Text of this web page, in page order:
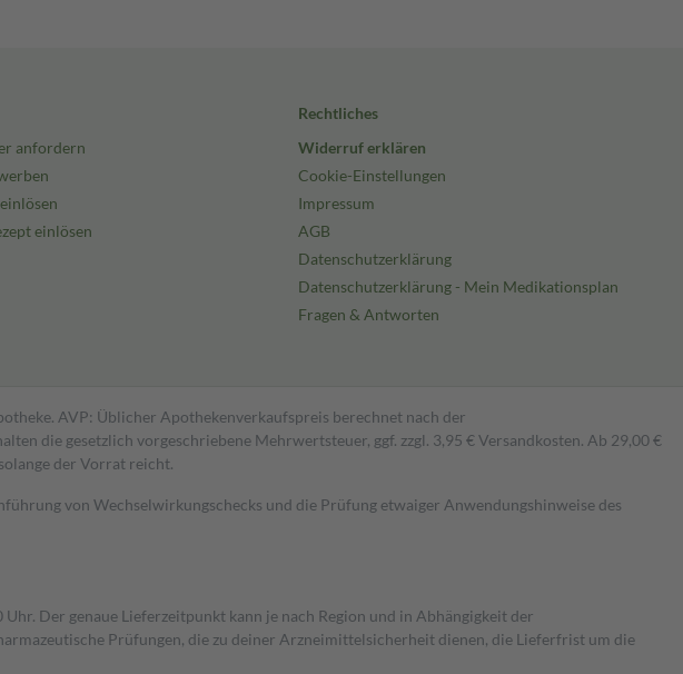
anfordern
einlösen
Rechtliches
Widerruf erklären
Cookie-Einstellungen
Impressum
AGB
Datenschutzerklärung
Datenschutzerklärung - Mein Medikationsplan
Fragen & Antworten
AVP: Üblicher Apothekenverkaufspreis berechnet nach der
die gesetzlich vorgeschriebene Mehrwertsteuer, ggf. zzgl. 3,95 € Versandkosten. Ab 29,00 €
der Vorrat reicht.
von Wechselwirkungschecks und die Prüfung etwaiger Anwendungshinweise des
Der genaue Lieferzeitpunkt kann je nach Region und in Abhängigkeit der
Prüfungen, die zu deiner Arzneimittelsicherheit dienen, die Lieferfrist um die